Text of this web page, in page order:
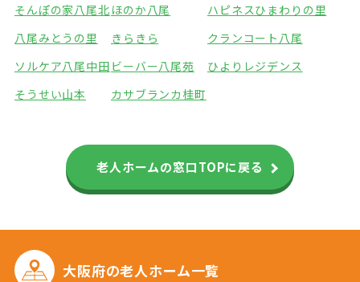
そんぽの家八尾北 ほのか八尾
ハピネスひまわりの里
八尾みとうの里
きらきら
クランコート八尾
ソルケア八尾中田 ビーバー八尾苑
ひよりレジデンス
そうせい山本
カサブランカ桂町
老人ホームの窓口TOPに戻る
大阪府の老人ホーム一覧